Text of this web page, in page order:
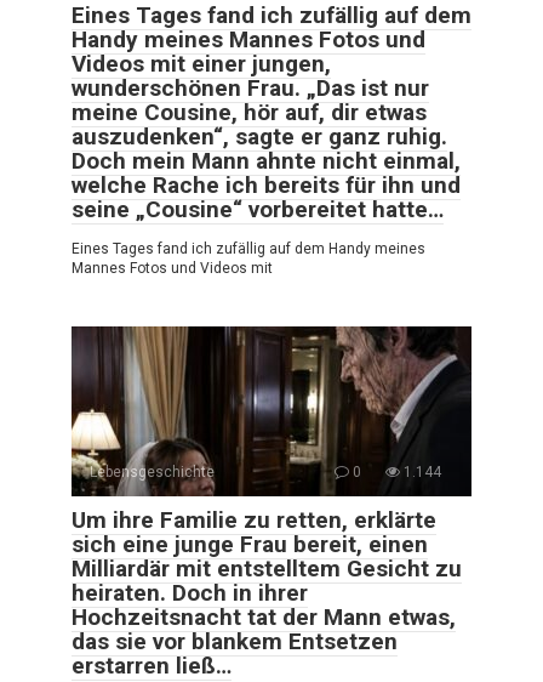
Eines Tages fand ich zufällig auf dem
Handy meines Mannes Fotos und
Videos mit einer jungen,
wunderschönen Frau. „Das ist nur
meine Cousine, hör auf, dir etwas
auszudenken“, sagte er ganz ruhig.
Doch mein Mann ahnte nicht einmal,
welche Rache ich bereits für ihn und
seine „Cousine“ vorbereitet hatte…
Eines Tages fand ich zufällig auf dem Handy meines
Mannes Fotos und Videos mit
Lebensgeschichte 0 1.144
Um ihre Familie zu retten, erklärte
sich eine junge Frau bereit, einen
Milliardär mit entstelltem Gesicht zu
heiraten. Doch in ihrer
Hochzeitsnacht tat der Mann etwas,
das sie vor blankem Entsetzen
erstarren ließ…